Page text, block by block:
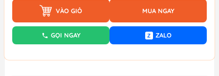
VÀO GIỎ MUA NGAY
GỌI NGAY Z ZALO